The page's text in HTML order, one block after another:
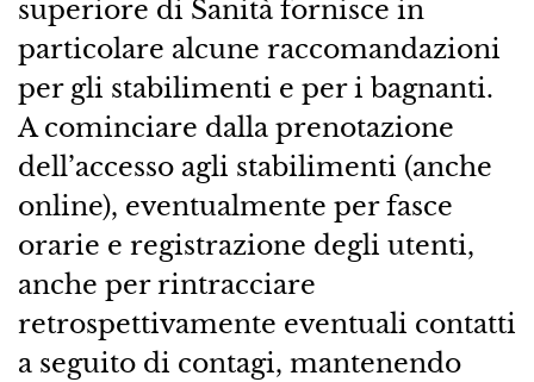
superiore di Sanità fornisce in
particolare alcune raccomandazioni
per gli stabilimenti e per i bagnanti.
A cominciare dalla prenotazione
dell’accesso agli stabilimenti (anche
online), eventualmente per fasce
orarie e registrazione degli utenti,
anche per rintracciare
retrospettivamente eventuali contatti
a seguito di contagi, mantenendo